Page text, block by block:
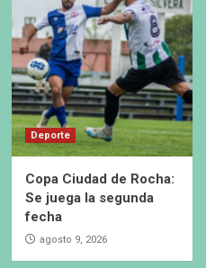
Deporte
Copa Ciudad de Rocha:
Se juega la segunda
fecha
agosto 9, 2026